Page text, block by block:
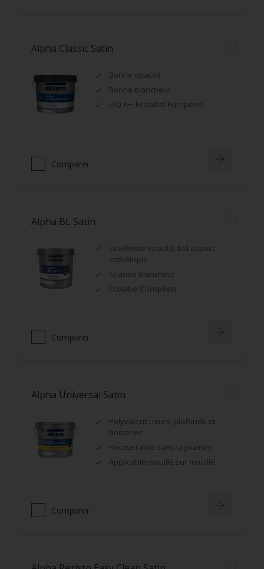
Alpha Classic Satin
Bonne opacité
Bonne blancheur
IAQ A+, Ecolabel Européen
Comparer
Alpha BL Satin
Excellente opacité, bel aspect
esthétique
Grande blancheur
Ecolabel Européen
Comparer
Alpha Universal Satin
Polyvalent : murs, plafonds et
boiseries
Recouvrable dans la journée
Applicable mouillé sur mouillé
Comparer